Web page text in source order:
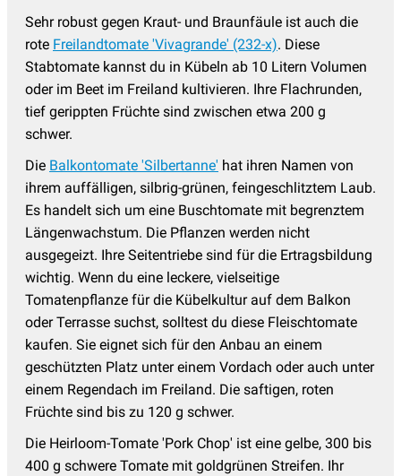
Sehr robust gegen Kraut- und Braunfäule ist auch die
rote Freilandtomate 'Vivagrande' (232-x). Diese
Stabtomate kannst du in Kübeln ab 10 Litern Volumen
oder im Beet im Freiland kultivieren. Ihre Flachrunden,
tief gerippten Früchte sind zwischen etwa 200 g
schwer.
Die Balkontomate 'Silbertanne' hat ihren Namen von
ihrem auffälligen, silbrig-grünen, feingeschlitztem Laub.
Es handelt sich um eine Buschtomate mit begrenztem
Längenwachstum. Die Pflanzen werden nicht
ausgegeizt. Ihre Seitentriebe sind für die Ertragsbildung
wichtig. Wenn du eine leckere, vielseitige
Tomatenpflanze für die Kübelkultur auf dem Balkon
oder Terrasse suchst, solltest du diese Fleischtomate
kaufen. Sie eignet sich für den Anbau an einem
geschützten Platz unter einem Vordach oder auch unter
einem Regendach im Freiland. Die saftigen, roten
Früchte sind bis zu 120 g schwer.
Die Heirloom-Tomate 'Pork Chop' ist eine gelbe, 300 bis
400 g schwere Tomate mit goldgrünen Streifen. Ihr